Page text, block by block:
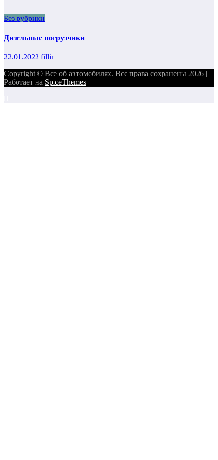
Без рубрики
Дизельные погрузчики
22.01.2022 fillin
Copyright © Все об автомобилях. Все права сохранены 2026 |
Работает на SpiceThemes